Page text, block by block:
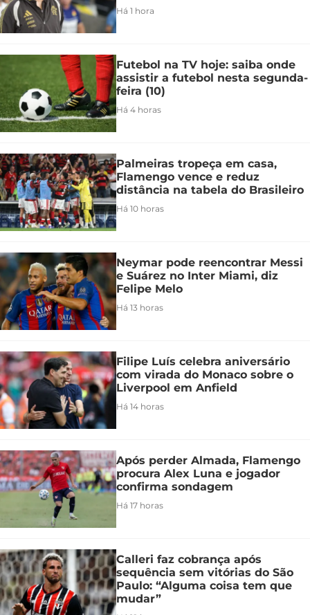
Há 1 hora
Futebol na TV hoje: saiba onde
assistir a futebol nesta segunda-
feira (10)
Há 4 horas
Palmeiras tropeça em casa,
Flamengo vence e reduz
distância na tabela do Brasileiro
Há 10 horas
Neymar pode reencontrar Messi
e Suárez no Inter Miami, diz
Felipe Melo
Há 13 horas
Filipe Luís celebra aniversário
com virada do Monaco sobre o
Liverpool em Anfield
Há 14 horas
Após perder Almada, Flamengo
procura Alex Luna e jogador
confirma sondagem
Há 17 horas
Calleri faz cobrança após
sequência sem vitórias do São
Paulo: “Alguma coisa tem que
mudar”